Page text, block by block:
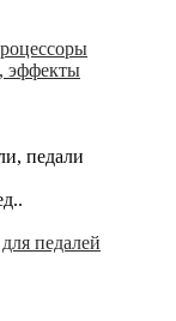
эффекты
педали
педалей